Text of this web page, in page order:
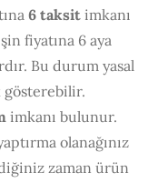
6 taksit imkanı
fiyatına 6 aya
Bu durum yasal
gösterebilir.
imkanı bulunur.
olanağınız
zaman ürün